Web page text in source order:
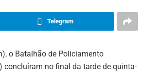
Telegram
o Batalhão de Policiamento
concluíram no final da tarde de quinta-